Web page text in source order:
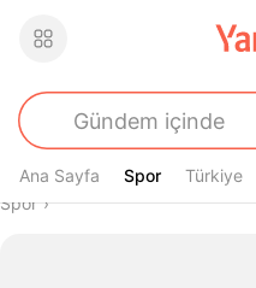
Ana Sayfa Spor
Spor Türkiye
Buradasın
Spor›